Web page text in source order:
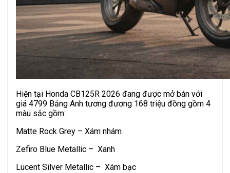
Hiện tại Honda CB125R 2026 đang được mở bán với
giá 4799 Bảng Anh tương đương 168 triệu đồng gồm 4
màu sắc gồm:
Matte Rock Grey – Xám nhám
Zefiro Blue Metallic – Xanh
Lucent Silver Metallic – Xám bạc